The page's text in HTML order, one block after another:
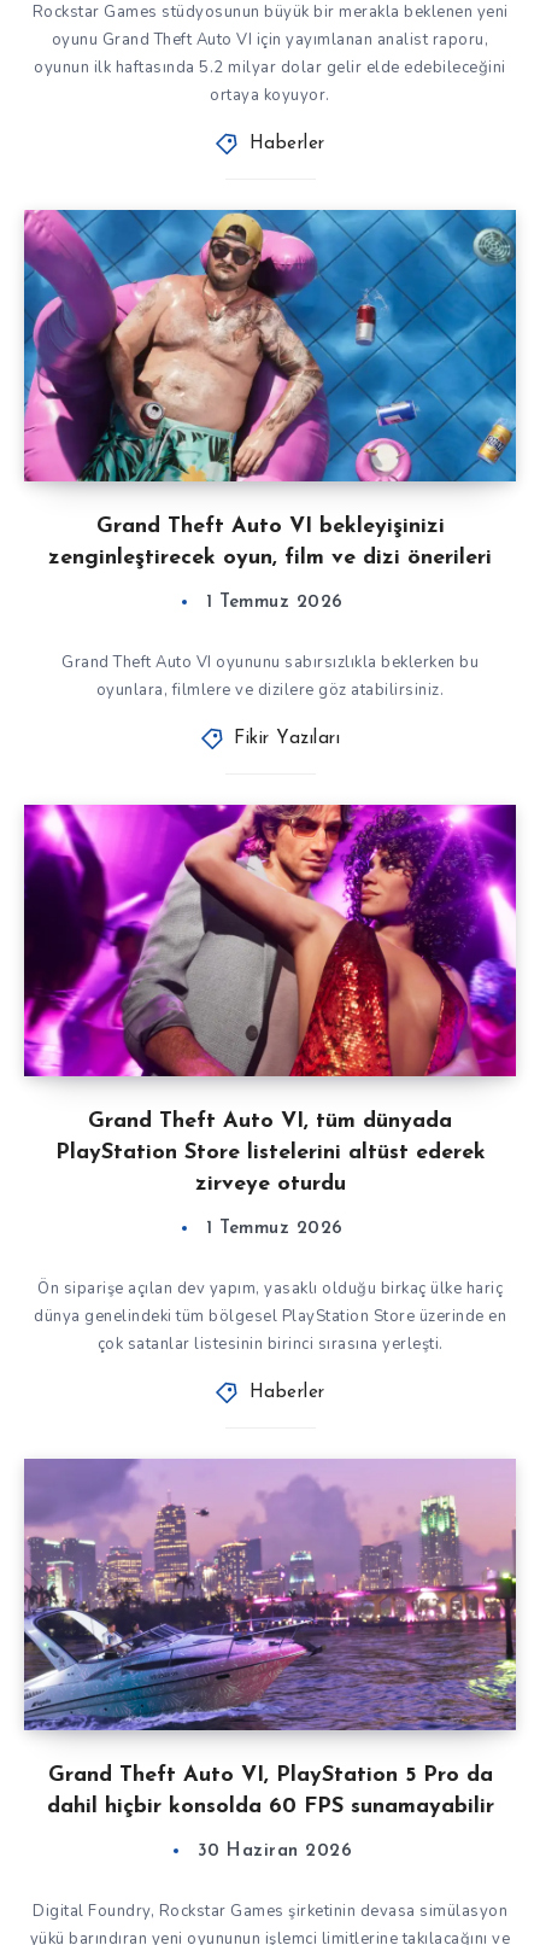
Rockstar Games stüdyosunun büyük bir merakla beklenen yeni
oyunu Grand Theft Auto VI için yayımlanan analist raporu,
oyunun ilk haftasında 5.2 milyar dolar gelir elde edebileceğini
ortaya koyuyor.
Haberler
Grand Theft Auto VI bekleyişinizi
zenginleştirecek oyun, film ve dizi önerileri
1 Temmuz 2026
Grand Theft Auto VI oyununu sabırsızlıkla beklerken bu
oyunlara, filmlere ve dizilere göz atabilirsiniz.
Fikir Yazıları
Grand Theft Auto VI, tüm dünyada
PlayStation Store listelerini altüst ederek
zirveye oturdu
1 Temmuz 2026
Ön siparişe açılan dev yapım, yasaklı olduğu birkaç ülke hariç
dünya genelindeki tüm bölgesel PlayStation Store üzerinde en
çok satanlar listesinin birinci sırasına yerleşti.
Haberler
Grand Theft Auto VI, PlayStation 5 Pro da
dahil hiçbir konsolda 60 FPS sunamayabilir
30 Haziran 2026
Digital Foundry, Rockstar Games şirketinin devasa simülasyon
yükü barındıran yeni oyununun işlemci limitlerine takılacağını ve